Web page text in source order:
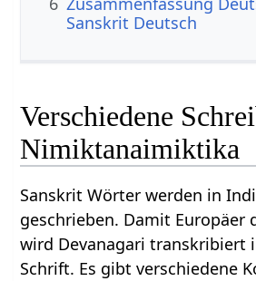
Sanskrit Deutsch
Verschiedene
Nimiktanaimiktika
Sanskrit Wörter werden in
geschrieben. Damit Europäer
wird Devanagari transkribiert
Schrift. Es gibt verschiedene